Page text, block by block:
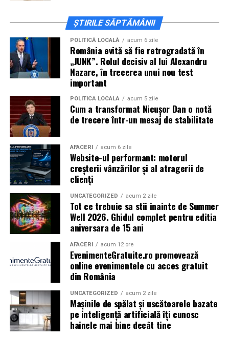
Mall pe 16 februarie de la ora 18:00.
ActoriiVlad Gherman, Oana Gherman și Ioana
Ginghină
vin la întâlnirea cu publicul dinCinema City
Vivo! Pitești pe 17 februarie, de la 18:30și vor
participa la o discuție după proiecție, alături de
Paul Decu.
Caravana„În pielea mea”ajunge laCinema City
Shopping City Ploiești, pe 18 februarie, de la 18:30, la
proiecția specială introdusă de regizorul
alături de actoriiIoana State, Vlad și Oana Gherman,
Azaleea Necula și Gabriel Vatavu.
O comedie actuală și spumoasă, filmul
mea”este distribuit de T.R.I.B.E. Films.
TRAILER:https://bit.ly/InPieleaMea
Site oficial:inpieleamea.ro
Mai multe detalii, imagini de la filmări, fragmente din
film, declarații din partea actorilor și informații despre
concursuri sunt disponibile pe paginile social media ale
filmului deFacebook,Instagram,TikTok
Adrian Pădurețu semnează imaginea filmului. De sunet
s-a ocupat Bogdan Ivanovici, de scenografie Anca
ȘTIRILE SĂPTĂMÂNII
POLITICĂ LOCALĂ acum 6 zile
România evită să fie retrogradată în
„JUNK”. Rolul decisiv al lui Alexandru
Nazare, în trecerea unui nou test
important
POLITICĂ LOCALĂ acum 5 zile
Cum a transformat Nicușor Dan o notă
de trecere într-un mesaj de stabilitate
AFACERI acum 6 zile
Website-ul performant: motorul
creșterii vânzărilor și al atragerii de
clienți
UNCATEGORIZED acum 2 zile
Tot ce trebuie sa stii inainte de Summer
Well 2026. Ghidul complet pentru editia
aniversara de 15 ani
AFACERI acum 12 ore
EvenimenteGratuite.ro promovează
online evenimentele cu acces gratuit
din România
UNCATEGORIZED acum 2 zile
Mașinile de spălat și uscătoarele bazate
pe inteligență artificială îți cunosc
hainele mai bine decât tine